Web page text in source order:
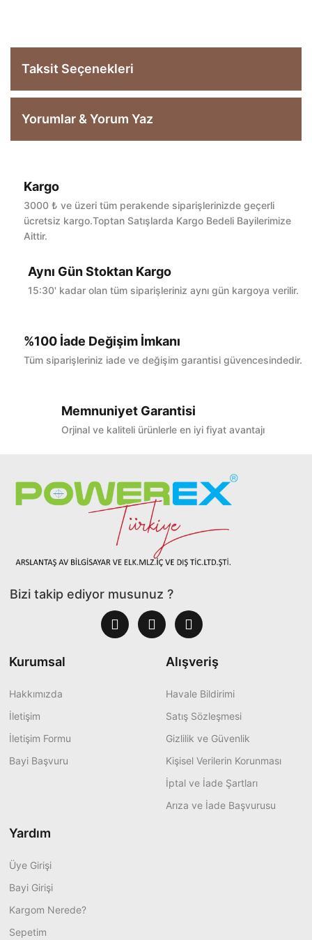
Taksit Seçenekleri
Yorumlar & Yorum Yaz
Bu ürüne ilk yorumu siz yapın!
Kargo
3000 ₺ ve üzeri tüm perakende siparişlerinizde geçerli
ücretsiz kargo.Toptan Satışlarda Kargo Bedeli Bayilerimize
Aittir.
Aynı Gün Stoktan Kargo
15:30' kadar olan tüm siparişleriniz aynı gün kargoya verilir.
%100 İade Değişim İmkanı
Tüm siparişleriniz iade ve değişim garantisi güvencesindedir.
Memnuniyet Garantisi
Orjinal ve kaliteli ürünlerle en iyi fiyat avantajı
Bizi takip ediyor musunuz ?
Kurumsal
Hakkımızda
İletişim
İletişim Formu
Bayi Başvuru
Alışveriş
Havale Bildirimi
Satış Sözleşmesi
Gizlilik ve Güvenlik
Kişisel Verilerin Korunması
İptal ve İade Şartları
Arıza ve İade Başvurusu
Yardım
Üye Girişi
Bayi Girişi
Kargom Nerede?
Sepetim